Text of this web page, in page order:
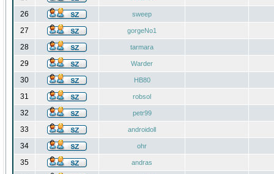
26 sweep
27 gorgeNo1
28 tarmara
29 Warder
30 HB80
31 robsol
32 petr99
33 androidoll
34 ohr
35 andras